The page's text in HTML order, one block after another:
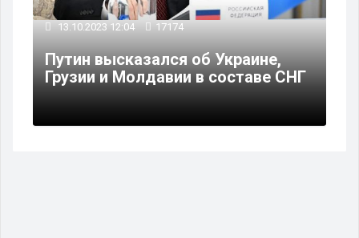
13.10.2023 12:04 17174
Путин высказался об Украине,
Грузии и Молдавии в составе СНГ